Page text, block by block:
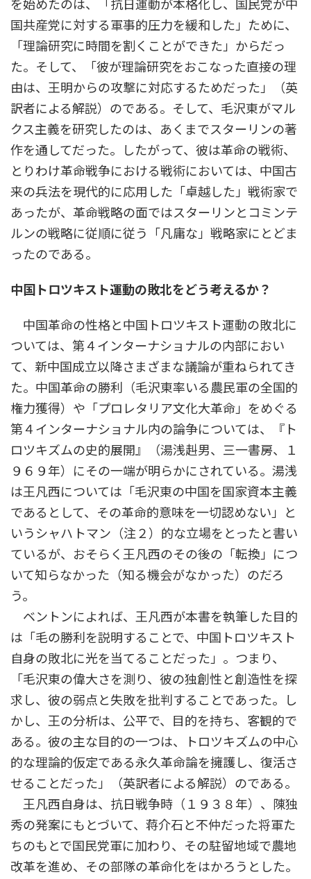
を始めたのは、「抗日運動が本格化し、国民党が中
国共産党に対する軍事的圧力を緩和した」ために、
「理論研究に時間を割くことができた」からだっ
た。そして、「彼が理論研究をおこなった直接の理
由は、王明からの攻撃に対応するためだった」（英
訳者による解説）のである。そして、毛沢東がマル
クス主義を研究したのは、あくまでスターリンの著
作を通してだった。したがって、彼は革命の戦術、
とりわけ革命戦争における戦術においては、中国古
来の兵法を現代的に応用した「卓越した」戦術家で
あったが、革命戦略の面ではスターリンとコミンテ
ルンの戦略に従順に従う「凡庸な」戦略家にとどま
ったのである。
中国トロツキスト運動の敗北をどう考えるか？
中国革命の性格と中国トロツキスト運動の敗北に
ついては、第４インターナショナルの内部におい
て、新中国成立以降さまざまな議論が重ねられてき
た。中国革命の勝利（毛沢東率いる農民軍の全国的
権力獲得）や「プロレタリア文化大革命」をめぐる
第４インターナショナル内の論争については、『ト
ロツキズムの史的展開』（湯浅赳男、三一書房、１
９６９年）にその一端が明らかにされている。湯浅
は王凡西については「毛沢東の中国を国家資本主義
であるとして、その革命的意味を一切認めない」と
いうシャハトマン（注２）的な立場をとったと書い
ているが、おそらく王凡西のその後の「転換」につ
いて知らなかった（知る機会がなかった）のだろ
う。
ベントンによれば、王凡西が本書を執筆した目的
は「毛の勝利を説明することで、中国トロツキスト
自身の敗北に光を当てることだった」。つまり、
「毛沢東の偉大さを測り、彼の独創性と創造性を探
求し、彼の弱点と失敗を批判することであった。し
かし、王の分析は、公平で、目的を持ち、客観的で
ある。彼の主な目的の一つは、トロツキズムの中心
的な理論的仮定である永久革命論を擁護し、復活さ
せることだった」（英訳者による解説）のである。
王凡西自身は、抗日戦争時（１９３８年）、陳独
秀の発案にもとづいて、蒋介石と不仲だった将軍た
ちのもとで国民党軍に加わり、その駐留地域で農地
改革を進め、その部隊の革命化をはかろうとした。